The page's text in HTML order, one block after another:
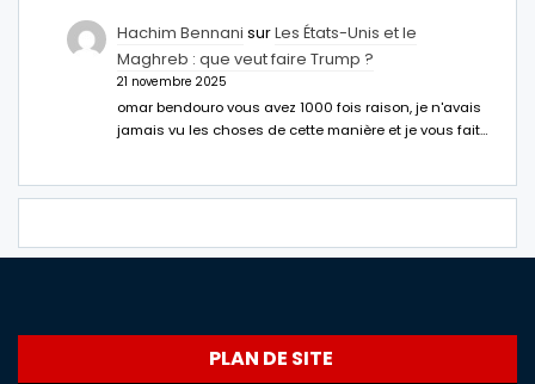
Hachim Bennani surLes États-Unis et le
Maghreb : que veut faire Trump ?
21 novembre 2025
omar bendouro vous avez 1000 fois raison, je n'avais
jamais vu les choses de cette manière et je vous fait…
PLAN DE SITE